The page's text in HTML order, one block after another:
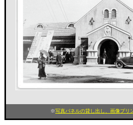
※写真パネルの貸し出し、画像プリ